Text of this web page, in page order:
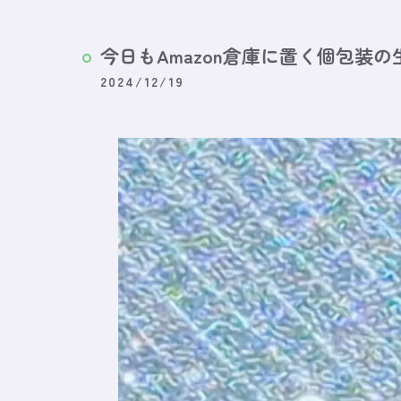
今日もAmazon倉庫に置く個包装の
2024/12/19